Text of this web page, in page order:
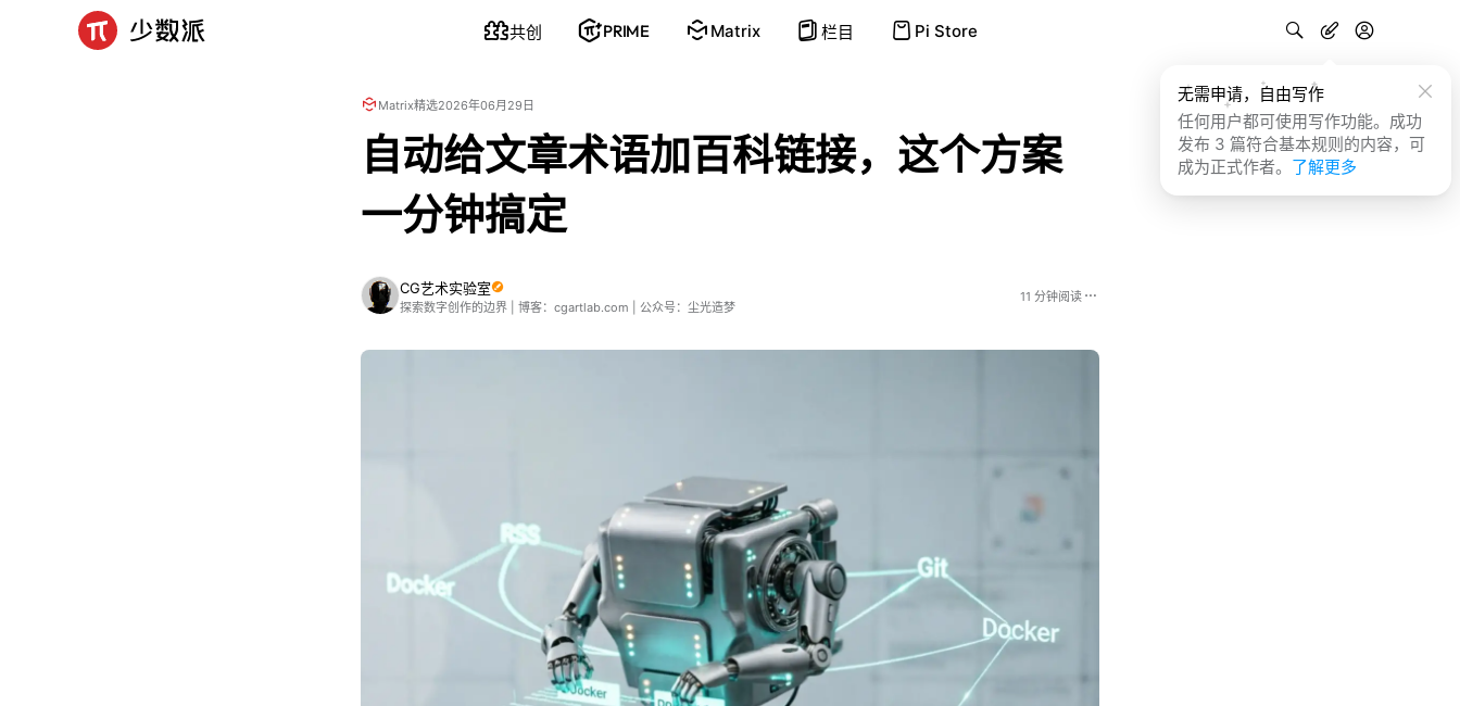
共创 PRIME Matrix 栏目 Pi Store
无需申请，自由写作
任何用户都可使用写作功能。成功
发布 3 篇符合基本规则的内容，可
成为正式作者。 了解更多
Matrix精选2026年06月29日
自动给文章术语加百科链接，这个方案
一分钟搞定
CG艺术实验室
探索数字创作的边界 | 博客：cgartlab.com | 公众号：尘光造梦
11 分钟阅读